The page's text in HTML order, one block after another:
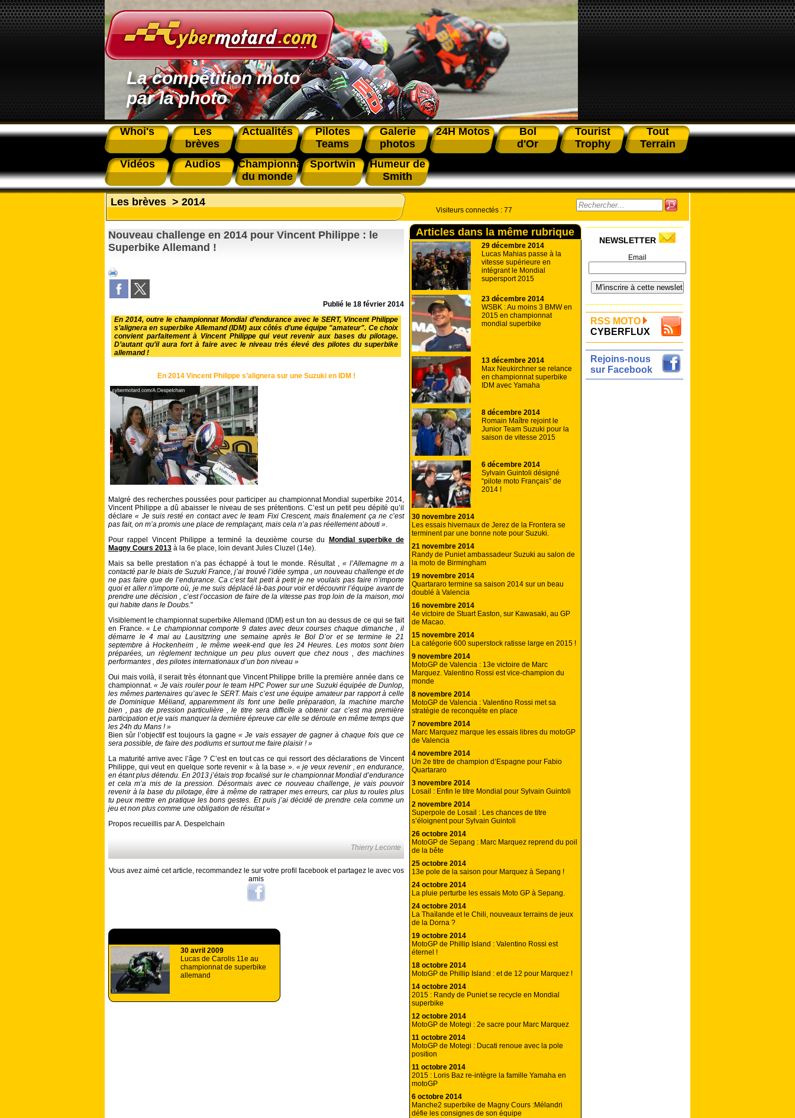
La compétition moto
par la photo
Whoi's
Les
brèves
Actualités
Pilotes
Teams
Galerie
photos
24H Motos
Bol
d'Or
Tourist
Trophy
Tout
Terrain
Vidéos
Audios
Championnat
du monde
Sportwin
Humeur de
Smith
Les brèves > 2014
Nouveau challenge en 2014 pour Vincent Philippe : le
Superbike Allemand !
Publié le 18 février 2014
En 2014, outre le championnat Mondial d’endurance avec le SERT, Vincent Philippe
s’alignera en superbike Allemand (IDM) aux côtés d’une équipe "amateur". Ce choix
convient parfaitement à Vincent Philippe qui veut revenir aux bases du pilotage.
D’autant qu’il aura fort à faire avec le niveau très élevé des pilotes du superbike
allemand !
En 2014 Vincent Philippe s’alignera sur une Suzuki en IDM !
Malgré des recherches poussées pour participer au championnat Mondial superbike 2014,
Vincent Philippe a dû abaisser le niveau de ses prétentions. C’est un petit peu dépité qu’il
déclare« Je suis resté en contact avec le team Fixi Crescent, mais finalement ça ne c’est
pas fait, on m’a promis une place de remplaçant, mais cela n’a pas réellement abouti ».
Pour rappel Vincent Philippe a terminé la deuxième course du
Mondial superbike de
Magny Cours 2013 à la 6e place, loin devant Jules Cluzel (14e).
Mais sa belle prestation n’a pas échappé à tout le monde. Résultat , « l’Allemagne m a
contacté par le biais de Suzuki France, j’ai trouvé l’idée sympa , un nouveau challenge et de
ne pas faire que de l’endurance. Ca c’est fait petit à petit je ne voulais pas faire n’importe
quoi et aller n’importe où, je me suis déplacé là-bas pour voir et découvrir l’équipe avant de
prendre une décision , c’est l’occasion de faire de la vitesse pas trop loin de la maison, moi
qui habite dans le Doubs."
Visiblement le championnat superbike Allemand (IDM) est un ton au dessus de ce qui se fait
en France.« Le championnat comporte 9 dates avec deux courses chaque dimanche , il
démarre le 4 mai au Lausitzring une semaine après le Bol D’or et se termine le 21
septembre à Hockenheim , le même week-end que les 24 Heures. Les motos sont bien
préparées, un règlement technique un peu plus ouvert que chez nous , des machines
performantes , des pilotes internationaux d’un bon niveau »
Oui mais voilà, il serait très étonnant que Vincent Philippe brille la première année dans ce
championnat.« Je vais rouler pour le team HPC Power sur une Suzuki équipée de Dunlop,
les mêmes partenaires qu’avec le SERT. Mais c’est une équipe amateur par rapport à celle
de Dominique Méliand, apparemment ils font une belle préparation, la machine marche
bien , pas de pression particulière , le titre sera difficile a obtenir car c’est ma première
participation et je vais manquer la dernière épreuve car elle se déroule en même temps que
les 24h du Mans ! »
Bien sûr l’objectif est toujours la gagne« Je vais essayer de gagner à chaque fois que ce
sera possible, de faire des podiums et surtout me faire plaisir ! »
La maturité arrive avec l’âge ? C’est en tout cas ce qui ressort des déclarations de Vincent
Philippe, qui veut en quelque sorte revenir « à la base ». « je veux revenir , en endurance,
en étant plus détendu. En 2013 j’étais trop focalisé sur le championnat Mondial d’endurance
et cela m’a mis de la pression. Désormais avec ce nouveau challenge, je vais pouvoir
revenir à la base du pilotage, être à même de rattraper mes erreurs, car plus tu roules plus
tu peux mettre en pratique les bons gestes. Et puis j’ai décidé de prendre cela comme un
jeu et non plus comme une obligation de résultat »
Propos recueillis par A. Despelchain
Thierry Leconte
Vous avez aimé cet article, recommandez le sur votre profil facebook et partagez le avec vos
amis
30 avril 2009
Lucas de Carolis 11e au
championnat de superbike
allemand
Visiteurs connectés : 77
Articles dans la même rubrique
29 décembre 2014
Lucas Mahias passe à la
vitesse supérieure en
intégrant le Mondial
supersport 2015
23 décembre 2014
WSBK : Au moins 3 BMW en
2015 en championnat
mondial superbike
13 décembre 2014
Max Neukirchner se relance
en championnat superbike
IDM avec Yamaha
8 décembre 2014
Romain Maître rejoint le
Junior Team Suzuki pour la
saison de vitesse 2015
6 décembre 2014
Sylvain Guintoli désigné
“pilote moto Français” de
2014 !
30 novembre 2014
Les essais hivernaux de Jerez de la Frontera se
terminent par une bonne note pour Suzuki.
21 novembre 2014
Randy de Puniet ambassadeur Suzuki au salon de
la moto de Birmingham
19 novembre 2014
Quartararo termine sa saison 2014 sur un beau
doublé à Valencia
16 novembre 2014
4e victoire de Stuart Easton, sur Kawasaki, au GP
de Macao.
15 novembre 2014
La catégorie 600 superstock ratisse large en 2015 !
9 novembre 2014
MotoGP de Valencia : 13e victoire de Marc
Marquez. Valentino Rossi est vice-champion du
monde
8 novembre 2014
MotoGP de Valencia : Valentino Rossi met sa
stratégie de reconquête en place
7 novembre 2014
Marc Marquez marque les essais libres du motoGP
de Valencia
4 novembre 2014
Un 2e titre de champion d’Espagne pour Fabio
Quartararo
3 novembre 2014
Losail : Enfin le titre Mondial pour Sylvain Guintoli
2 novembre 2014
Superpole de Losail : Les chances de titre
s’éloignent pour Sylvain Guintoli
26 octobre 2014
MotoGP de Sepang : Marc Marquez reprend du poil
de la bête
25 octobre 2014
13e pole de la saison pour Marquez à Sepang !
24 octobre 2014
La pluie perturbe les essais Moto GP à Sepang.
24 octobre 2014
La Thaïlande et le Chili, nouveaux terrains de jeux
de la Dorna ?
19 octobre 2014
MotoGP de Phillip Island : Valentino Rossi est
éternel !
18 octobre 2014
MotoGP de Phillip Island : et de 12 pour Marquez !
14 octobre 2014
2015 : Randy de Puniet se recycle en Mondial
superbike
12 octobre 2014
MotoGP de Motegi : 2e sacre pour Marc Marquez
11 octobre 2014
MotoGP de Motegi : Ducati renoue avec la pole
position
11 octobre 2014
2015 : Loris Baz re-intègre la famille Yamaha en
motoGP
6 octobre 2014
Manche2 superbike de Magny Cours :Mélandri
défie les consignes de son équipe
NEWSLETTER
Email
RSS MOTO
CYBERFLUX
Rejoins-nous
sur Facebook